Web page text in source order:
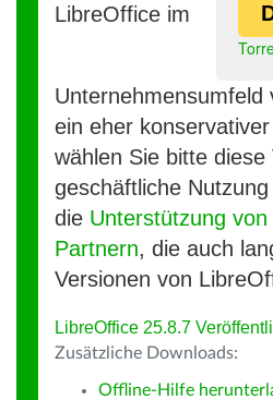
LibreOffice im
Unternehmensumfeld
ein eher
wählen Sie bitte
geschäftliche
die Unterstützung
Partnern, die auch
Versionen von
LibreOffice 25.8.7
Zusätzliche Downloads:
Offline-Hilfe